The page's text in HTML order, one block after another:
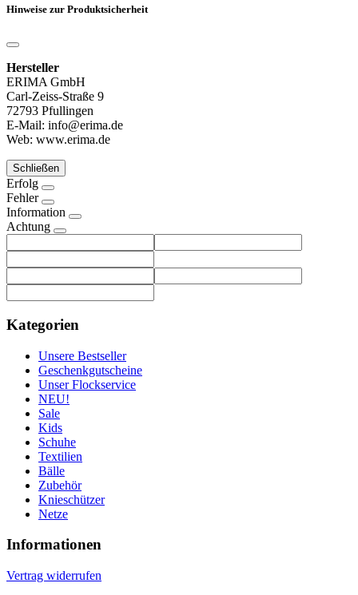
Hinweise zur Produktsicherheit
Hersteller
ERIMA GmbH
Carl-Zeiss-Straße 9
72793 Pfullingen
E-Mail: info@erima.de
Web: www.erima.de
Schließen
Erfolg
Fehler
Information
Achtung
Kategorien
Unsere Bestseller
Geschenkgutscheine
Unser Flockservice
NEU!
Sale
Kids
Schuhe
Textilien
Bälle
Zubehör
Knieschützer
Netze
Informationen
Vertrag widerrufen